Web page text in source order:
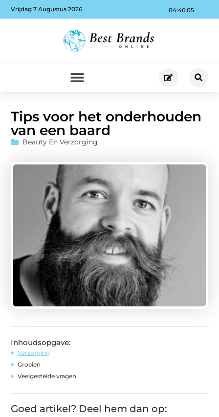
04:46:06
Vrijdag 7 Augustus 2026
Tips voor het onderhouden
van een baard
Beauty En Verzorging
Inhoudsopgave:
Verzorging
Groeien
Veelgestelde vragen
Goed artikel? Deel hem dan op: